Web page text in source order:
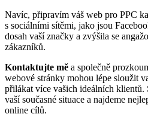
Navíc, připravím váš web pro PPC
s sociálními sítěmi, jako jsou
dosah vaší značky a zvýšila se
zákazníků.
Kontaktujte mě a společně
webové stránky mohou lépe sloužit
přilákat více vašich ideálních klientů.
vaší současné situace a najdeme
online cílů.